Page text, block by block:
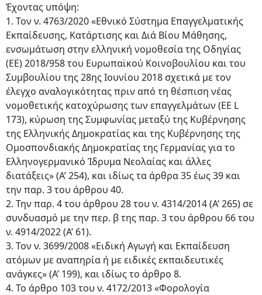
Έχοντας υπόψη:
1. Τον ν. 4763/2020 «Εθνικό Σύστημα Επαγγελματικής
Εκπαίδευσης, Κατάρτισης και Διά Βίου Μάθησης,
ενσωμάτωση στην ελληνική νομοθεσία της Οδηγίας
(ΕΕ) 2018/958 του Ευρωπαϊκού Κοινοβουλίου και του
Συμβουλίου της 28ης Ιουνίου 2018 σχετικά με τον
έλεγχο αναλογικότητας πριν από τη θέσπιση νέας
νομοθετικής κατοχύρωσης των επαγγελμάτων (EE L
173), κύρωση της Συμφωνίας μεταξύ της Κυβέρνησης
της Ελληνικής Δημοκρατίας και της Κυβέρνησης της
Ομοσπονδιακής Δημοκρατίας της Γερμανίας για το
Ελληνογερμανικό Ίδρυμα Νεολαίας και άλλες
διατάξεις» (Α’ 254), και ιδίως τα άρθρα 35 έως 39 και
την παρ. 3 του άρθρου 40.
2. Την παρ. 4 του άρθρου 28 του ν. 4314/2014 (Α’ 265) σε
συνδυασμό με την περ. β της παρ. 3 του άρθρου 66 του
ν. 4914/2022 (Α’ 61).
3. Τον ν. 3699/2008 «Ειδική Αγωγή και Εκπαίδευση
ατόμων με αναπηρία ή με ειδικές εκπαιδευτικές
ανάγκες» (Α’ 199), και ιδίως το άρθρο 8.
4. Το άρθρο 103 του ν. 4172/2013 «Φορολογία